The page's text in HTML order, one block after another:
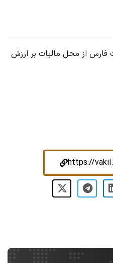
فارس از محل مالیات بر ارزش
https://